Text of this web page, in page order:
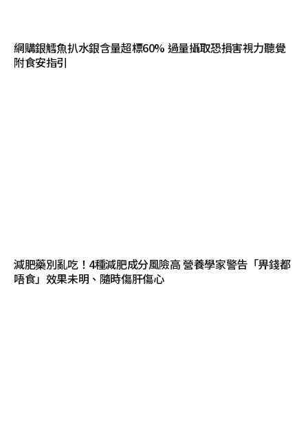
網購銀鱈魚扒水銀含量超標60% 過量攝取恐損害視力聽覺
附食安指引
減肥藥別亂吃！4種減肥成分風險高 營養學家警告「畀錢都
唔食」效果未明、隨時傷肝傷心